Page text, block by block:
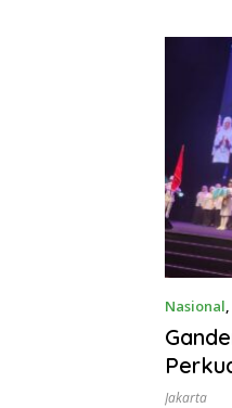
Nasional,
Jakarta